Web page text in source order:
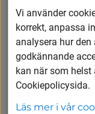
Vårgårda
0322-600
Vi använder
korrekt, anpassa
analysera hur
godkännande
kan när som
Cookiepolicysida.
Läs mer i vår